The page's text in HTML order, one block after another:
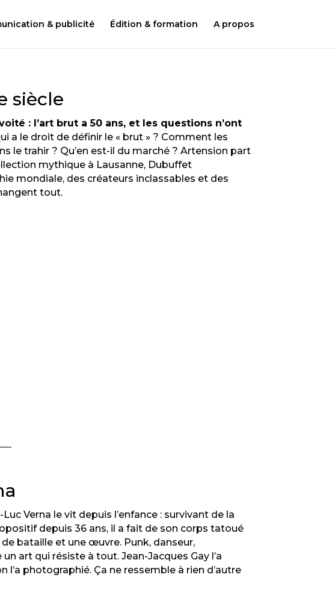
& publicité Édition & formation A propos
siècle
: l’art brut a 50 ans, et les questions n’ont
a le droit de définir le « brut » ? Comment les
le trahir ? Qu’en est-il du marché ? Artension part
mythique à Lausanne, Dubuffet
mondiale, des créateurs inclassables et des
tout.
Luc Verna le vit depuis l’enfance : survivant de la
depuis 36 ans, il a fait de son corps tatoué
de bataille et une œuvre. Punk, danseur,
art qui résiste à tout. Jean-Jacques Gay l’a
l’a photographié. Ça ne ressemble à rien d’autre